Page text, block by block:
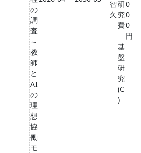
の
調
査
～
教
師
と
AI
の
理
想
協
働
モ
智
久
研
究
費
基
盤
研
究
(C
)
0
0
0
円